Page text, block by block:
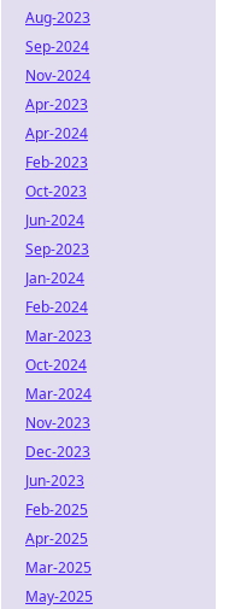
Aug-2023
Sep-2024
Nov-2024
Apr-2023
Apr-2024
Feb-2023
Oct-2023
Jun-2024
Sep-2023
Jan-2024
Feb-2024
Mar-2023
Oct-2024
Mar-2024
Nov-2023
Dec-2023
Jun-2023
Feb-2025
Apr-2025
Mar-2025
May-2025